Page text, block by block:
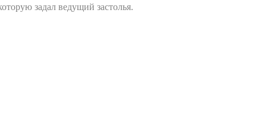
задал ведущий застолья.